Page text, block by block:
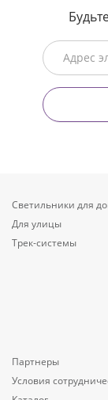
Светильники для
Для улицы
Трек-системы
Партнеры
Условия